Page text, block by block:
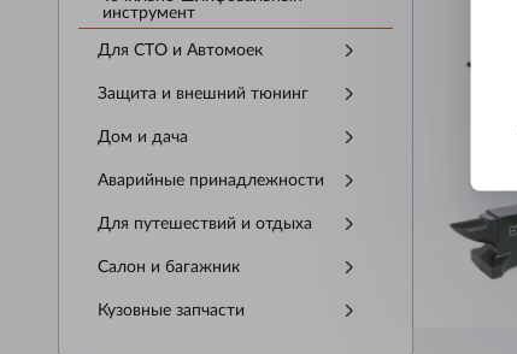
инструмент
Для СТО и Автомоек
Защита и внешний тюнинг
Дом и дача
Аварийные принадлежности
Для путешествий и отдыха
Салон и багажник
Кузовные запчасти